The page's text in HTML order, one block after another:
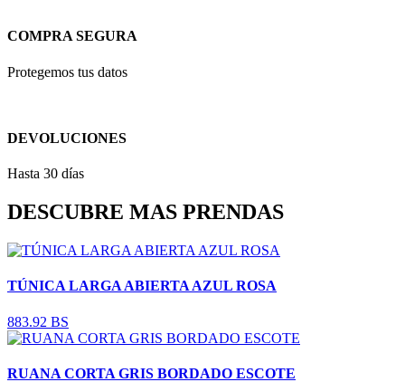
COMPRA SEGURA
Protegemos tus datos
DEVOLUCIONES
Hasta 30 días
DESCUBRE MAS PRENDAS
TÚNICA LARGA ABIERTA AZUL ROSA
883.92 BS
RUANA CORTA GRIS BORDADO ESCOTE